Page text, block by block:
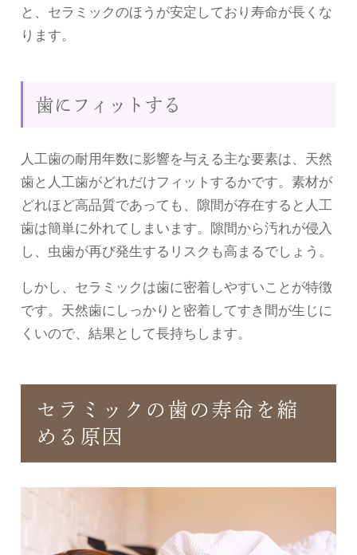
と、セラミックのほうが安定しており寿命が長くな
ります。
歯にフィットする
人工歯の耐用年数に影響を与える主な要素は、天然
歯と人工歯がどれだけフィットするかです。素材が
どれほど高品質であっても、隙間が存在すると人工
歯は簡単に外れてしまいます。隙間から汚れが侵入
し、虫歯が再び発生するリスクも高まるでしょう。
しかし、セラミックは歯に密着しやすいことが特徴
です。天然歯にしっかりと密着してすき間が生じに
くいので、結果として長持ちします。
セラミックの歯の寿命を縮
める原因